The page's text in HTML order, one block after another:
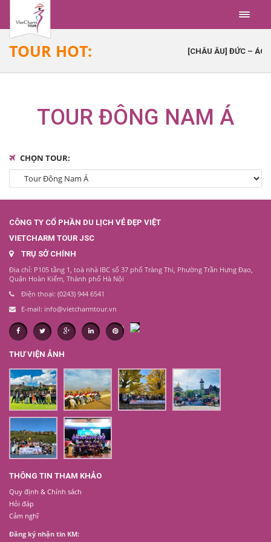
Menu
TOUR HOT: [CHÂU ÂU] ĐỨC – ÁO
TOUR ĐÔNG NAM Á
CHỌN TOUR:
CÔNG TY CỔ PHẦN DU LỊCH VẺ ĐẸP VIỆT
VIETCHARM TOUR JSC
TRỤ SỞ CHÍNH
Địa chỉ: P105 tầng 1, toà nhà IBC số 37 phố Tràng Thi, Phường Trần Hưng Đạo,
Quận Hoàn Kiếm, Thành phố Hà Nội
Điện thoại: (0243) 944 6541
E-mail: info@vietcharmtour.vn
THƯ VIỆN ẢNH
THÔNG TIN THAM KHẢO
Quy định & Chính sách
Hỏi đáp
Cảm nghĩ
Đăng ký nhận tin KM: